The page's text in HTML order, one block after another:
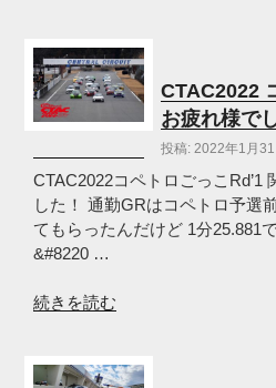
2022
お
疲
様
で
し
た
(‘ω’)
の
CTAC2022
お疲れ様で
投稿: 2022年1月31
CTAC2022コペトロごっこRd’1
した！ 通勤GRはコペトロ予選
てもらったんだけど 1分25.881
&#8220 …
“CTAC2022
ト
続きを読む